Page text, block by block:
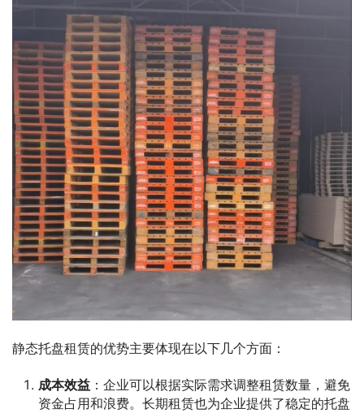
静态托盘租赁的优势主要体现在以下几个方面：
成本效益 ：企业可以根据实际需求调整租赁数量，避免
资金占用和浪费。长期租赁也为企业提供了稳定的托盘